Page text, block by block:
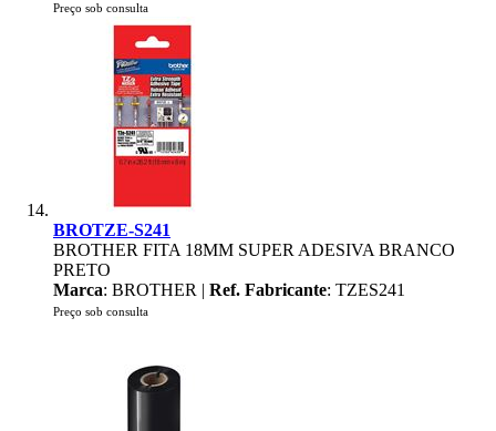
Preço sob consulta
BROTZE-S241
BROTHER FITA 18MM SUPER ADESIVA BRANCO
PRETO
Marca: BROTHER | Ref. Fabricante: TZES241
Preço sob consulta